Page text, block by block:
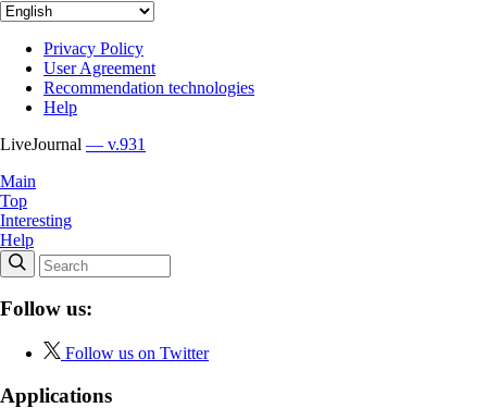
Privacy Policy
User Agreement
Recommendation technologies
Help
LiveJournal — v.931
Main
Top
Interesting
Help
Follow us:
Follow us on Twitter
Applications